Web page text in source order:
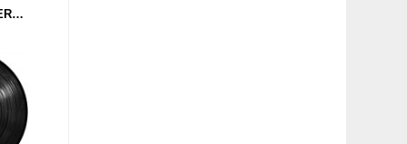
ELECKTROIDS - KILOHERTZ EP (CLONE) 12''